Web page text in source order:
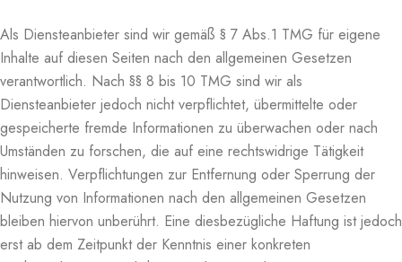
Als Diensteanbieter sind wir gemäß § 7 Abs.1 TMG für eigene
Inhalte auf diesen Seiten nach den allgemeinen Gesetzen
verantwortlich. Nach §§ 8 bis 10 TMG sind wir als
Diensteanbieter jedoch nicht verpflichtet, übermittelte oder
gespeicherte fremde Informationen zu überwachen oder nach
Umständen zu forschen, die auf eine rechtswidrige Tätigkeit
hinweisen. Verpflichtungen zur Entfernung oder Sperrung der
Nutzung von Informationen nach den allgemeinen Gesetzen
bleiben hiervon unberührt. Eine diesbezügliche Haftung ist jedoch
erst ab dem Zeitpunkt der Kenntnis einer konkreten